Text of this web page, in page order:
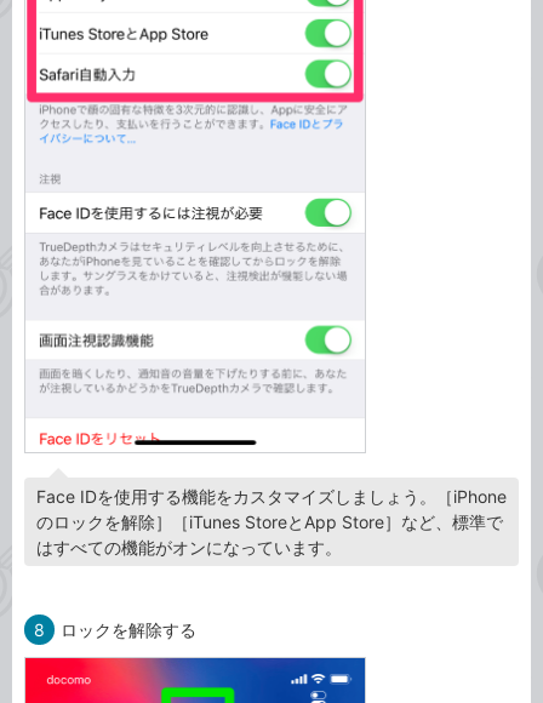
Face IDを使用する機能をカスタマイズしましょう。［iPhone
のロックを解除］［iTunes StoreとApp Store］など、標準で
はすべての機能がオンになっています。
8 ロックを解除する